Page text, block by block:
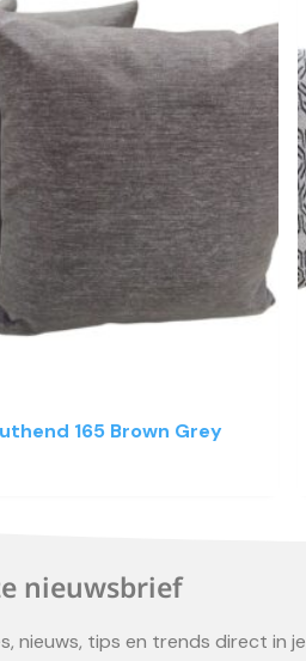
165 Brown Grey
nieuwsbrief
nieuws, tips en trends direct in je